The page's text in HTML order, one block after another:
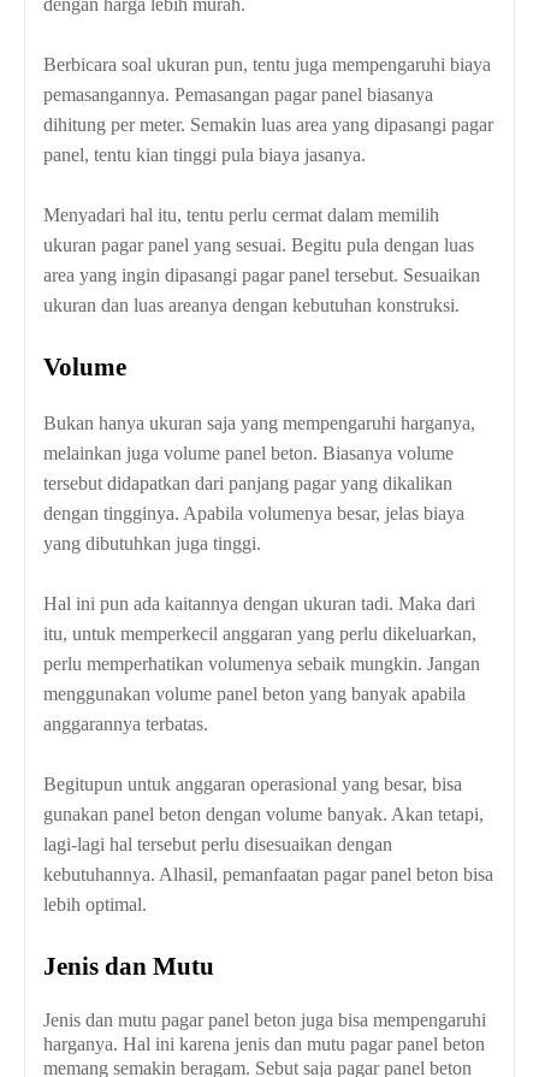
dengan harga lebih murah.
Berbicara soal ukuran pun, tentu juga mempengaruhi biaya
pemasangannya. Pemasangan pagar panel biasanya
dihitung per meter. Semakin luas area yang dipasangi pagar
panel, tentu kian tinggi pula biaya jasanya.
Menyadari hal itu, tentu perlu cermat dalam memilih
ukuran pagar panel yang sesuai. Begitu pula dengan luas
area yang ingin dipasangi pagar panel tersebut. Sesuaikan
ukuran dan luas areanya dengan kebutuhan konstruksi.
Volume
Bukan hanya ukuran saja yang mempengaruhi harganya,
melainkan juga volume panel beton. Biasanya volume
tersebut didapatkan dari panjang pagar yang dikalikan
dengan tingginya. Apabila volumenya besar, jelas biaya
yang dibutuhkan juga tinggi.
Hal ini pun ada kaitannya dengan ukuran tadi. Maka dari
itu, untuk memperkecil anggaran yang perlu dikeluarkan,
perlu memperhatikan volumenya sebaik mungkin. Jangan
menggunakan volume panel beton yang banyak apabila
anggarannya terbatas.
Begitupun untuk anggaran operasional yang besar, bisa
gunakan panel beton dengan volume banyak. Akan tetapi,
lagi-lagi hal tersebut perlu disesuaikan dengan
kebutuhannya. Alhasil, pemanfaatan pagar panel beton bisa
lebih optimal.
Jenis dan Mutu
Jenis dan mutu pagar panel beton juga bisa mempengaruhi
harganya. Hal ini karena jenis dan mutu pagar panel beton
memang semakin beragam. Sebut saja pagar panel beton